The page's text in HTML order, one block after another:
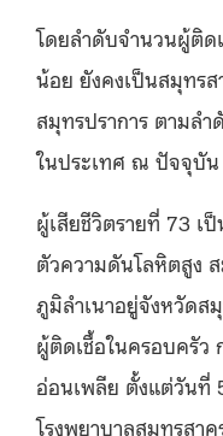
โดยลำดับจำนวนผู้ติด
น้อย ยังคงเป็นสมุทรส
สมุทรปราการ ตามล
ในประเทศ ณ ปัจจุบั
ผู้เสียชีวิตรายที่ 73 เ
ตัวความดันโลหิตสูง
ภูมิลำเนาอยู่จังหวัดส
ผู้ติดเชื้อในครอบครัว
อ่อนเพลีย ตั้งแต่วันที่
โรงพยาบาลสมุทรสา